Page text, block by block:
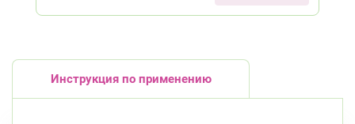
Инструкция по применению